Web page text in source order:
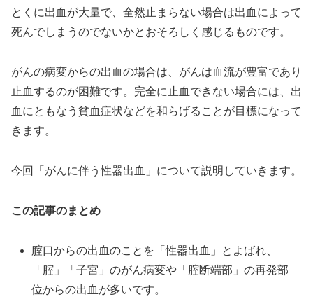
とくに出血が大量で、全然止まらない場合は出血によって
死んでしまうのでないかとおそろしく感じるものです。
がんの病変からの出血の場合は、がんは血流が豊富であり
止血するのが困難です。完全に止血できない場合には、出
血にともなう貧血症状などを和らげることが目標になって
きます。
今回「がんに伴う性器出血」について説明していきます。
この記事のまとめ
腟口からの出血のことを「性器出血」とよばれ、
「腟」「子宮」のがん病変や「腟断端部」の再発部
位からの出血が多いです。